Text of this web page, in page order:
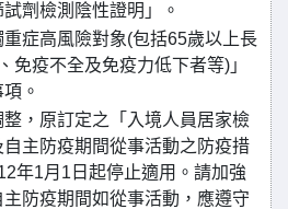
劑檢測陰性證明」。
症高風險對象(包括65歲以上長
免疫不全及免疫力低下者等)」
。
，原訂定之「入境人員居家檢
主防疫期間從事活動之防疫措
年1月1日起停止適用。請加強
防疫期間如從事活動，應遵守